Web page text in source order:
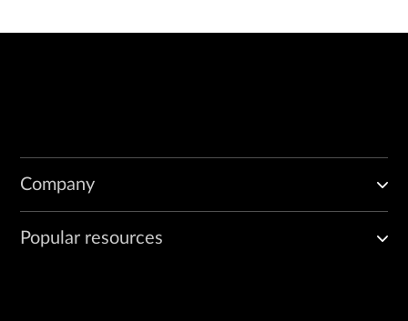
Company
Popular resources